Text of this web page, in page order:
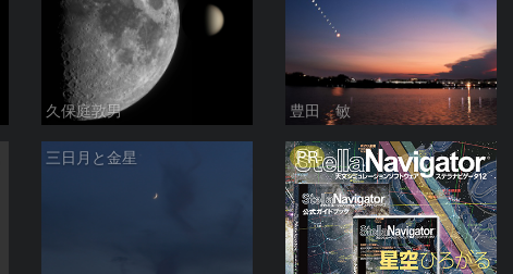
久保庭敦男 豊田 敏
三日月と金星 PR